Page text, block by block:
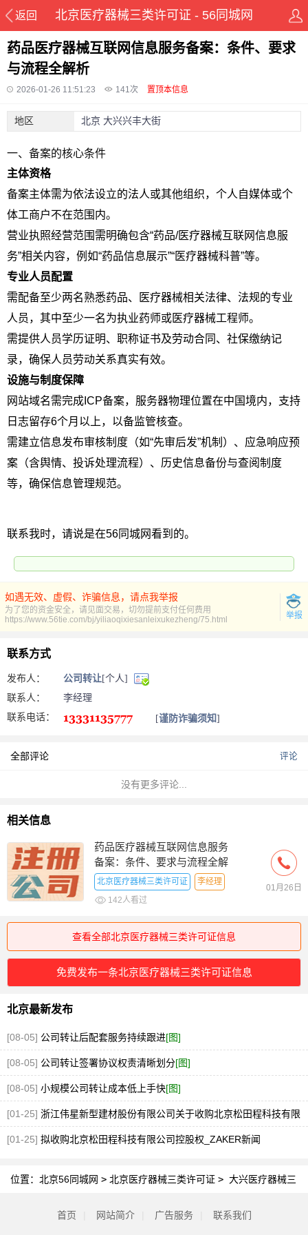
返回 北京医疗器械三类许可证 - 56同城网
药品医疗器械互联网信息服务备案：条件、要求
与流程全解析
2026-01-26 11:51:23 141次 置顶本信息
地区 北京 大兴兴丰大街
一、备案的核心条件
主体资格
备案主体需为依法设立的法人或其他组织，个人自媒体或个
体工商户不在范围内。
营业执照经营范围需明确包含“药品/医疗器械互联网信息服
务”相关内容，例如“药品信息展示”“医疗器械科普”等。
专业人员配置
需配备至少两名熟悉药品、医疗器械相关法律、法规的专业
人员，其中至少一名为执业药师或医疗器械工程师。
需提供人员学历证明、职称证书及劳动合同、社保缴纳记
录，确保人员劳动关系真实有效。
设施与制度保障
网站域名需完成ICP备案，服务器物理位置在中国境内，支持
日志留存6个月以上，以备监管核查。
需建立信息发布审核制度（如“先审后发”机制）、应急响应预
案（含舆情、投诉处理流程）、历史信息备份与查阅制度
等，确保信息管理规范。
联系我时，请说是在56同城网看到的。
如遇无效、虚假、诈骗信息，请点我举报
为了您的资金安全，请见面交易，切勿提前支付任何费用
举报
https://www.56tie.com/bj/yiliaoqixiesanleixukezheng/75.html
联系方式
发布人： 公司转让[个人]
联系人：
李经理
联系电话：
[谨防诈骗须知]
全部评论 评论
没有更多评论...
相关信息
药品医疗器械互联网信息服务
备案：条件、要求与流程全解
析
北京医疗器械三类许可证
李经理
142人看过
01月26日
查看全部北京医疗器械三类许可证信息
免费发布一条北京医疗器械三类许可证信息
北京最新发布
[08-05] 公司转让后配套服务持续跟进[图]
[08-05] 公司转让签署协议权责清晰划分[图]
[08-05] 小规模公司转让成本低上手快[图]
[01-25] 浙江伟星新型建材股份有限公司关于收购北京松田程科技有限
公司控股权的公告
[01-25] 拟收购北京松田程科技有限公司控股权_ZAKER新闻
位置： 北京56同城网 > 北京医疗器械三类许可证 > 大兴医疗器械三
首页 网站简介 广告服务 联系我们